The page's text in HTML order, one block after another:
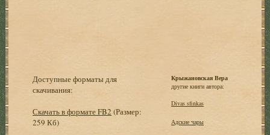
Доступные форматы для
скачивания:
Скачать в формате FB2 (Размер:
259 Кб)
Крыжановская Вера
другие книги автора:
Divas sfinkas
Адские чары